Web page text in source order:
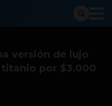
versión de lujo
titanio por $3.000